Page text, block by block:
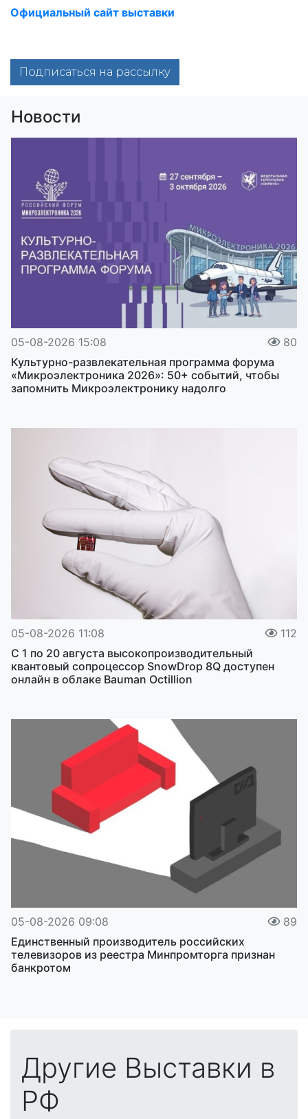
Официальный сайт выставки
Подписаться на рассылку
Новости
05-08-2026 15:08
80
Культурно-развлекательная программа форума
«Микроэлектроника 2026»: 50+ событий, чтобы
запомнить Микроэлектронику надолго
05-08-2026 11:08
112
С 1 по 20 августа высокопроизводительный
квантовый сопроцессор SnowDrop 8Q доступен
онлайн в облаке Bauman Octillion
05-08-2026 09:08
89
Единственный производитель российских
телевизоров из реестра Минпромторга признан
банкротом
Другие Выставки в
РФ